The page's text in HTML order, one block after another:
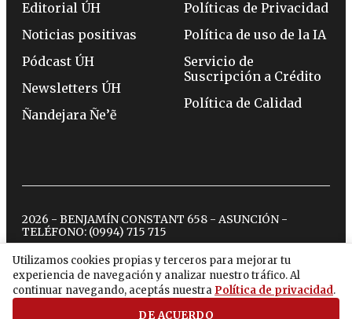
Utilizamos cookies propias y terceros para mejorar tu
experiencia de navegación y analizar nuestro tráfico. Al
continuar navegando, aceptás nuestra Política de privacidad.
DE ACUERDO
Editorial ÚH
Noticias positivas
Pódcast ÚH
Newsletters ÚH
Ñandejara Ñe’ẽ
Políticas de Privacidad
Política de uso de la IA
Servicio de
Suscripción a Crédito
Política de Calidad
2026 - BENJAMÍN CONSTANT 658 - ASUNCIÓN -
TELÉFONO: (0994) 715 715
twitterinstagram
facebook
tiktokyoutubespotify